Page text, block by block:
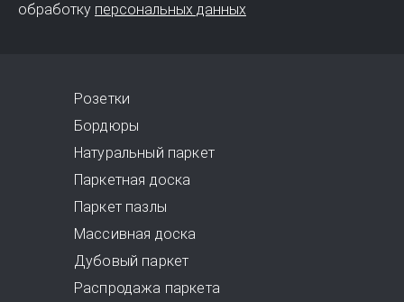
обработку персональных данных
Розетки
Бордюры
Натуральный паркет
Паркетная доска
Паркет пазлы
Массивная доска
Дубовый паркет
Распродажа паркета